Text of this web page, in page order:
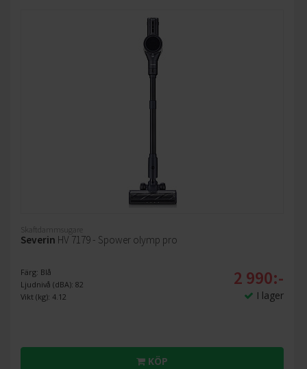
Skaftdammsugare
Severin HV 7179 - Spower olymp pro
Färg: Blå
Ljudnivå (dBA): 82
Vikt (kg): 4.12
2 990:-
I lager
KÖP